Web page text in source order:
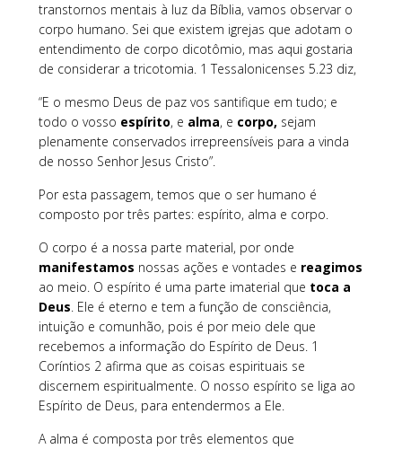
transtornos mentais à luz da Bíblia, vamos observar o
corpo humano. Sei que existem igrejas que adotam o
entendimento de corpo dicotômio, mas aqui gostaria
de considerar a tricotomia. 1 Tessalonicenses 5.23 diz,
“E o mesmo Deus de paz vos santifique em tudo; e
todo o vosso espírito, e alma, e corpo, sejam
plenamente conservados irrepreensíveis para a vinda
de nosso Senhor Jesus Cristo”.
Por esta passagem, temos que o ser humano é
composto por três partes: espírito, alma e corpo.
O corpo é a nossa parte material, por onde
manifestamos nossas ações e vontades e reagimos
ao meio. O espírito é uma parte imaterial que toca a
Deus. Ele é eterno e tem a função de consciência,
intuição e comunhão, pois é por meio dele que
recebemos a informação do Espírito de Deus. 1
Coríntios 2 afirma que as coisas espirituais se
discernem espiritualmente. O nosso espírito se liga ao
Espírito de Deus, para entendermos a Ele.
A alma é composta por três elementos que